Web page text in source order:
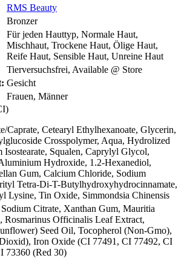
RMS Beauty
Bronzer
Für jeden Hauttyp, Normale Haut,
Mischhaut, Trockene Haut, Ölige Haut,
Reife Haut, Sensible Haut, Unreine Haut
Tierversuchsfrei, Available @ Store
Gesicht
Frauen, Männer
Caprate, Cetearyl Ethylhexanoate, Glycerin,
Crosspolymer, Aqua, Hydrolized
Isostearate, Squalen, Caprylyl Glycol,
Hydroxide, 1.2-Hexanediol,
Gum, Calcium Chloride, Sodium
Tetra-Di-T-Butylhydroxyhydrocinnamate,
Lysine, Tin Oxide, Simmondsia Chinensis
Sodium Citrate, Xanthan Gum, Mauritia
Rosmarinus Officinalis Leaf Extract,
Seed Oil, Tocopherol (Non-Gmo),
Iron Oxide (CI 77491, CI 77492, CI
73360 (Red 30)